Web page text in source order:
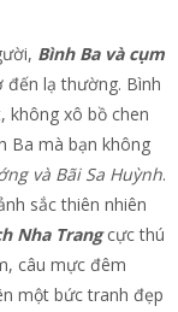
Bình Ba và cụm
lạ thường. Bình
không xô bồ chen
Ba mà bạn không
và Bãi Sa Huỳnh.
sắc thiên nhiên
Nha Trangcực thú
câu mực đêm
một bức tranh đẹp